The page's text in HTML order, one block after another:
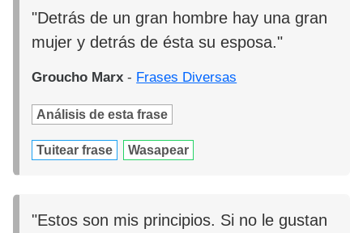
"Detrás de un gran hombre hay una gran
mujer y detrás de ésta su esposa."
Groucho Marx - Frases Diversas
Análisis de esta frase
Tuitear frase Wasapear
"Estos son mis principios. Si no le gustan